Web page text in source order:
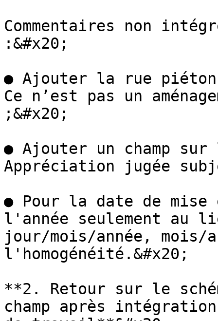
Commentaires non
:&#x20;
● Ajouter la rue
Ce n’est pas un
;&#x20;
● Ajouter un champ
Appréciation jugée
● Pour la date de
l'année seulement au
jour/mois/année, mois/
l'homogénéité.&#x20;
**2. Retour sur le
champ après